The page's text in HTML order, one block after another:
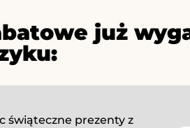
już
świąteczne prezenty z